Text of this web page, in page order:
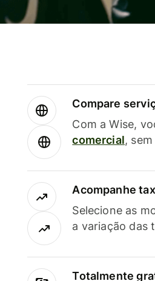
Compare
Com a Wise,
comercial,
Acompanhe
Selecione as
a variação das
Totalmente